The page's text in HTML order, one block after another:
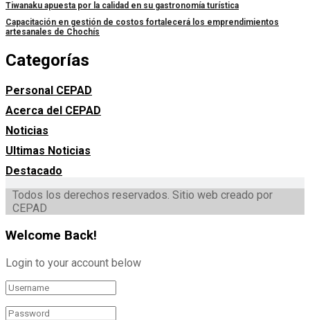
Tiwanaku apuesta por la calidad en su gastronomía turística
Capacitación en gestión de costos fortalecerá los emprendimientos
artesanales de Chochís
Categorías
Personal CEPAD
Acerca del CEPAD
Noticias
Ultimas Noticias
Destacado
Todos los derechos reservados. Sitio web creado por
CEPAD
Welcome Back!
Login to your account below